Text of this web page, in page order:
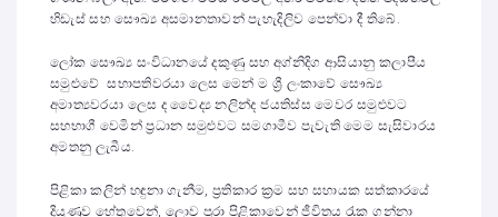
හිඩැස් සහ සෞඛ්‍ය අසමානතාවන් පැහැදිලිව පෙන්වා දී තිබේ.
ලෝක සෞඛ්‍ය සංවිධානයේ දකුණු සහ අග්නිදිග ආසියානු කලාපීය
සමුළුවේ සභාපතිවරයා ලෙස මෙන් ම ශ්‍රී ලංකාවේ සෞඛ්‍ය
අමාත්‍යවරයා ලෙස ද වෛද්‍ය නලින්ද ජයතිස්ස මෙවර සමුළුවට
සහභාගී වෙමින් ප්‍රධාන සමුළුවට සමගාමීව පැවැති මෙම සැසිවාරය
අමතනු ලැබීය.
පිළිකා කලින් හඳුනා ගැනීම, ප්‍රතිකාර ක්‍රම සහ සහායක සත්කාරයේ
දියුණුව හේතුවෙන්, ලොව පුරා පිළිකාවෙන් ජීවිතය රැක ගන්නා